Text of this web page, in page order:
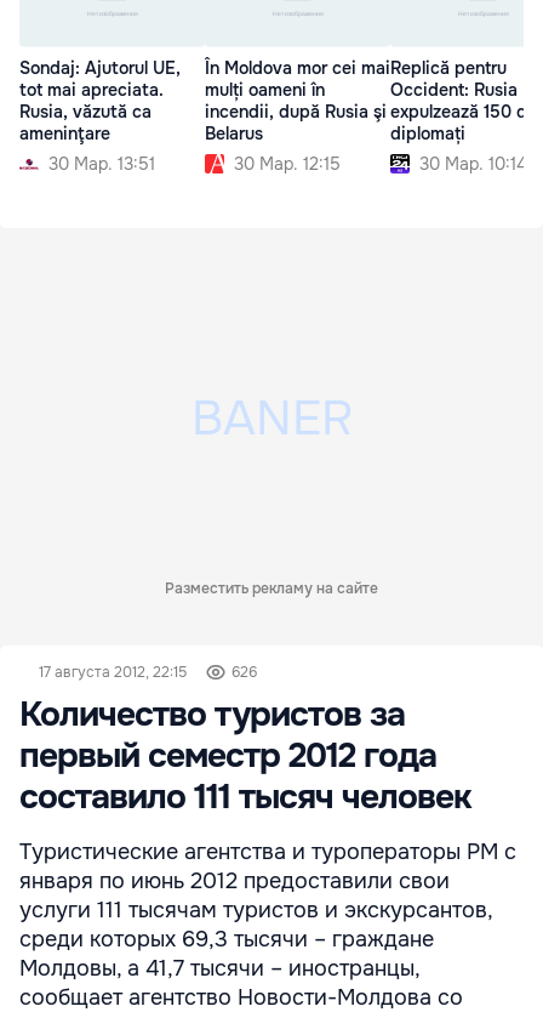
Sondaj: Ajutorul UE,
tot mai apreciata.
Rusia, văzută ca
ameninţare
30 Мар. 13:51
În Moldova mor cei mai
mulți oameni în
incendii, după Rusia şi
Belarus
30 Мар. 12:15
Replică pentru
Occident: Rusia
expulzează 150 de
diplomați
30 Мар. 10:14
Разместить рекламу на сайте
17 августа 2012, 22:15 626
Количество туристов за
первый семестр 2012 года
составило 111 тысяч человек
Туристические агентства и туроператоры РМ с
января по июнь 2012 предоставили свои
услуги 111 тысячам туристов и экскурсантов,
среди которых 69,3 тысячи – граждане
Молдовы, а 41,7 тысячи – иностранцы,
сообщает агентство Новости-Молдова со